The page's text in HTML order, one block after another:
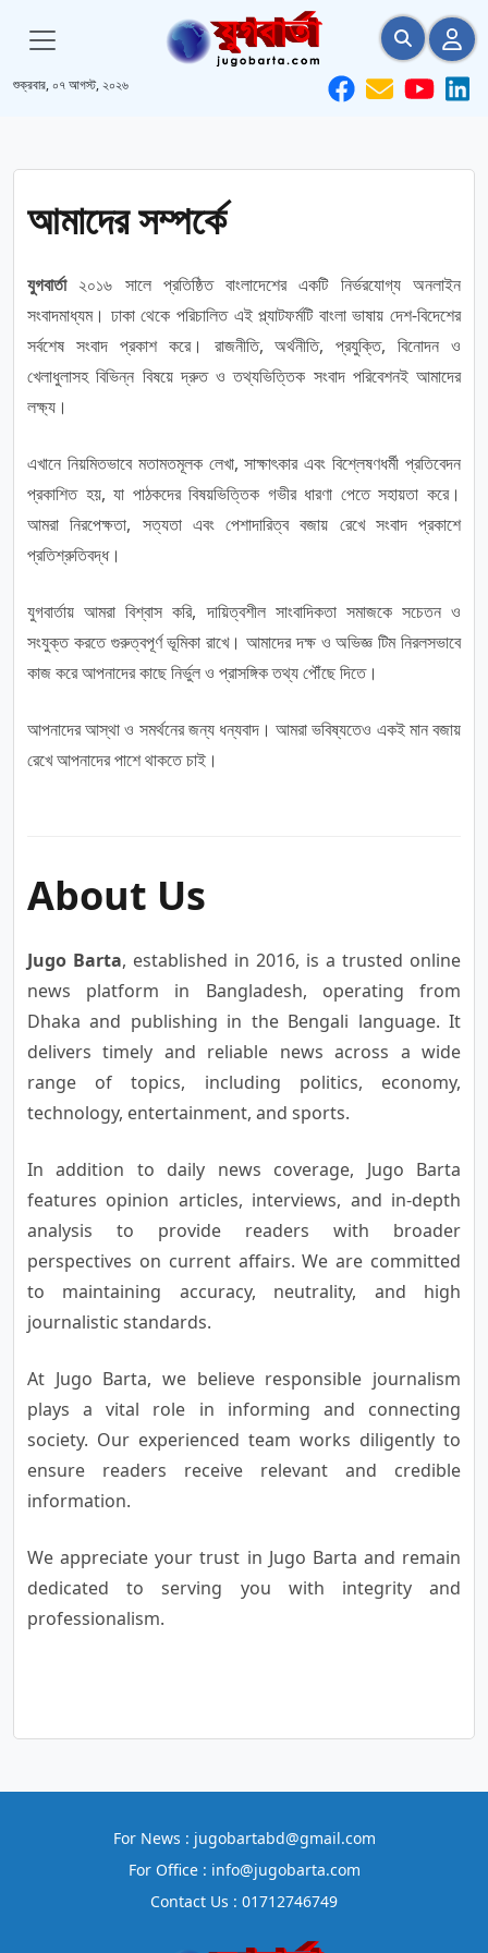
শুক্রবার, ০৭ আগস্ট, ২০২৬
আমাদের সম্পর্কে
যুগবার্তা২০১৬ সালে প্রতিষ্ঠিত বাংলাদেশের একটি নির্ভরযোগ্য অনলাইন
সংবাদমাধ্যম। ঢাকা থেকে পরিচালিত এই প্ল্যাটফর্মটি বাংলা ভাষায় দেশ-বিদেশের
সর্বশেষ সংবাদ প্রকাশ করে। রাজনীতি, অর্থনীতি, প্রযুক্তি, বিনোদন ও
খেলাধুলাসহ বিভিন্ন বিষয়ে দ্রুত ও তথ্যভিত্তিক সংবাদ পরিবেশনই আমাদের
লক্ষ্য।
এখানে নিয়মিতভাবে মতামতমূলক লেখা, সাক্ষাৎকার এবং বিশ্লেষণধর্মী প্রতিবেদন
প্রকাশিত হয়, যা পাঠকদের বিষয়ভিত্তিক গভীর ধারণা পেতে সহায়তা করে।
আমরা নিরপেক্ষতা, সত্যতা এবং পেশাদারিত্ব বজায় রেখে সংবাদ প্রকাশে
প্রতিশ্রুতিবদ্ধ।
যুগবার্তায় আমরা বিশ্বাস করি, দায়িত্বশীল সাংবাদিকতা সমাজকে সচেতন ও
সংযুক্ত করতে গুরুত্বপূর্ণ ভূমিকা রাখে। আমাদের দক্ষ ও অভিজ্ঞ টিম নিরলসভাবে
কাজ করে আপনাদের কাছে নির্ভুল ও প্রাসঙ্গিক তথ্য পৌঁছে দিতে।
আপনাদের আস্থা ও সমর্থনের জন্য ধন্যবাদ। আমরা ভবিষ্যতেও একই মান বজায়
রেখে আপনাদের পাশে থাকতে চাই।
About Us
Jugo Barta, established in 2016, is a trusted online
news platform in Bangladesh, operating from
Dhaka and publishing in the Bengali language. It
delivers timely and reliable news across a wide
range of topics, including politics, economy,
technology, entertainment, and sports.
In addition to daily news coverage, Jugo Barta
features opinion articles, interviews, and in-depth
analysis to provide readers with broader
perspectives on current affairs. We are committed
to maintaining accuracy, neutrality, and high
journalistic standards.
At Jugo Barta, we believe responsible journalism
plays a vital role in informing and connecting
society. Our experienced team works diligently to
ensure readers receive relevant and credible
information.
We appreciate your trust in Jugo Barta and remain
dedicated to serving you with integrity and
professionalism.
For News : jugobartabd@gmail.com
For Office : info@jugobarta.com
Contact Us : 01712746749